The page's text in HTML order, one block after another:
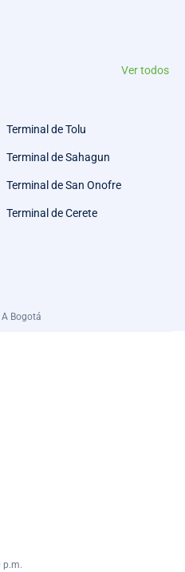
Ver todos
Terminal de Tolu
Terminal de Sahagun
Terminal de San Onofre
Terminal de Cerete
Bogotá
p.m.